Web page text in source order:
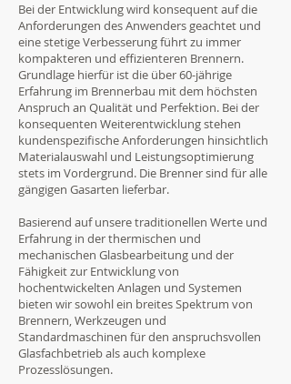
Bei der Entwicklung wird konsequent auf die
Anforderungen des Anwenders geachtet und
eine stetige Verbesserung führt zu immer
kompakteren und effizienteren Brennern.
Grundlage hierfür ist die über 60-jährige
Erfahrung im Brennerbau mit dem höchsten
Anspruch an Qualität und Perfektion. Bei der
konsequenten Weiterentwicklung stehen
kundenspezifische Anforderungen hinsichtlich
Materialauswahl und Leistungsoptimierung
stets im Vordergrund. Die Brenner sind für alle
gängigen Gasarten lieferbar.
Basierend auf unsere traditionellen Werte und
Erfahrung in der thermischen und
mechanischen Glasbearbeitung und der
Fähigkeit zur Entwicklung von
hochentwickelten Anlagen und Systemen
bieten wir sowohl ein breites Spektrum von
Brennern, Werkzeugen und
Standardmaschinen für den anspruchsvollen
Glasfachbetrieb als auch komplexe
Prozesslösungen.